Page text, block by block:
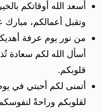
أسعد الله أوقاتكم
وتقبل أعمالكم، مبارك
من نور يوم عرفة
أسأل الله لكم سعادة
قلوبكم.
أتمنى لكم أحبتي في
لقلوبكم وراحةً